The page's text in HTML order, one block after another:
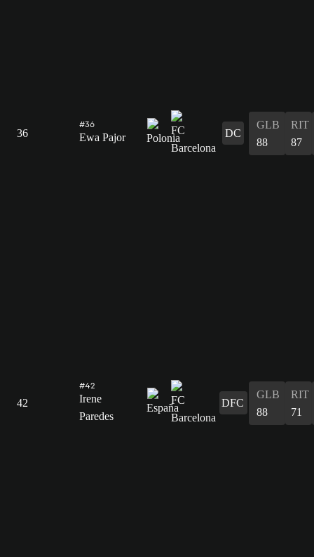
36
#36
Ewa Pajor DC
GLB
88
RIT
87
42
#42
Irene
Paredes
DFC
GLB
88
RIT
71